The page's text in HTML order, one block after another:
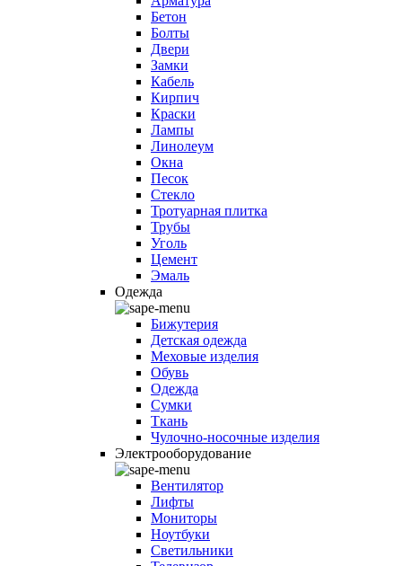
Бетон
Болты
Двери
Замки
Кабель
Кирпич
Краски
Лампы
Линолеум
Окна
Песок
Стекло
Тротуарная плитка
Трубы
Уголь
Цемент
Эмаль
Одежда
Бижутерия
Детская одежда
Меховые изделия
Обувь
Одежда
Сумки
Ткань
Чулочно-носочные изделия
Электрооборудование
Вентилятор
Лифты
Мониторы
Ноутбуки
Светильники